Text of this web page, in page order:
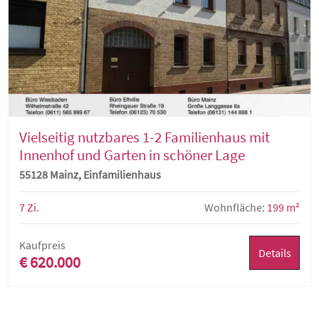
Vielseitig nutzbares 1-2 Familienhaus mit
Innenhof und Garten in schöner Lage
55128 Mainz, Einfamilienhaus
7 Zi. Wohnfläche: 199 m²
Kaufpreis
€ 620.000 Details